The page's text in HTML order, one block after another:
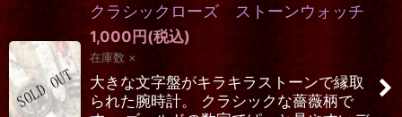
クラシックローズ ストーンウォッチ
1,000 円 (税込)
在庫数 ×
大きな文字盤がキラキラストーンで縁取
られた腕時計。 クラシックな薔薇柄で